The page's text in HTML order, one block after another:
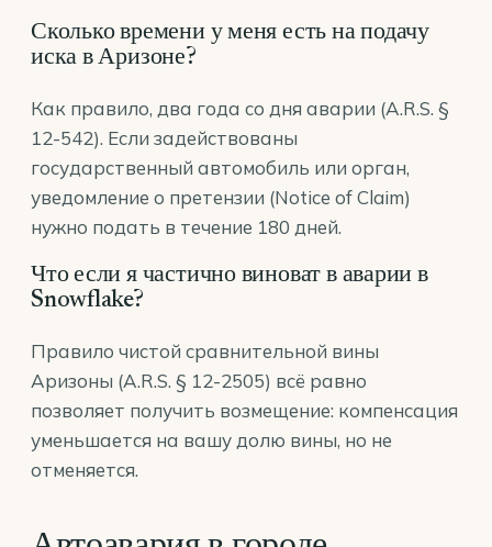
Сколько времени у меня есть на подачу
иска в Аризоне?
Как правило, два года со дня аварии (A.R.S. §
12-542). Если задействованы
государственный автомобиль или орган,
уведомление о претензии (Notice of Claim)
нужно подать в течение 180 дней.
Что если я частично виноват в аварии в
Snowflake?
Правило чистой сравнительной вины
Аризоны (A.R.S. § 12-2505) всё равно
позволяет получить возмещение: компенсация
уменьшается на вашу долю вины, но не
отменяется.